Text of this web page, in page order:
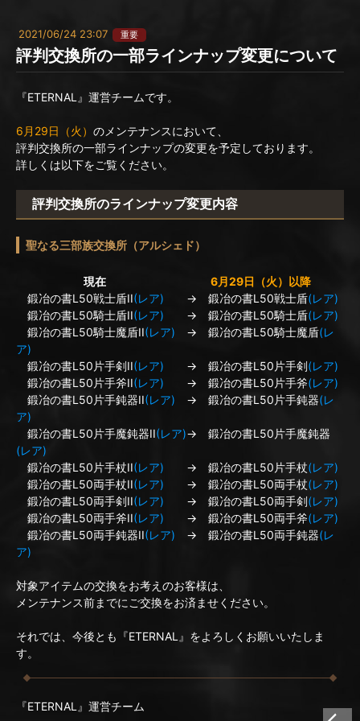
2021/06/24 23:07 重要
評判交換所の一部ラインナップ変更について
『ETERNAL』運営チームです。
6月29日（火） のメンテナンスにおいて、
評判交換所の一部ラインナップの変更を予定しております。
詳しくは以下をご覧ください。
評判交換所のラインナップ変更内容
聖なる三部族交換所（アルシェド）
現在
6月29日（火）以降
鍛冶の書L50戦士盾II(レア) → 鍛冶の書L50戦士盾(レア)
鍛冶の書L50騎士盾II(レア) → 鍛冶の書L50騎士盾(レア)
鍛冶の書L50騎士魔盾II(レア) → 鍛冶の書L50騎士魔盾(レ
ア)
鍛冶の書L50片手剣II(レア) → 鍛冶の書L50片手剣(レア)
鍛冶の書L50片手斧II(レア) → 鍛冶の書L50片手斧(レア)
鍛冶の書L50片手鈍器II(レア) → 鍛冶の書L50片手鈍器(レ
ア)
鍛冶の書L50片手魔鈍器II(レア)→ 鍛冶の書L50片手魔鈍器
(レア)
鍛冶の書L50片手杖II(レア) → 鍛冶の書L50片手杖(レア)
鍛冶の書L50両手杖II(レア) → 鍛冶の書L50両手杖(レア)
鍛冶の書L50両手剣II(レア) → 鍛冶の書L50両手剣(レア)
鍛冶の書L50両手斧II(レア) → 鍛冶の書L50両手斧(レア)
鍛冶の書L50両手鈍器II(レア) → 鍛冶の書L50両手鈍器(レ
ア)
対象アイテムの交換をお考えのお客様は、
メンテナンス前までにご交換をお済ませください。
それでは、今後とも『ETERNAL』をよろしくお願いいたしま
す。
『ETERNAL』運営チーム